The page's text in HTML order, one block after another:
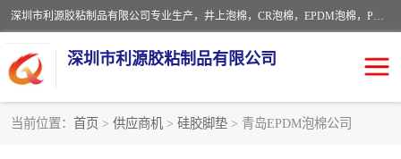
深圳市利源胶粘制品有限公司专业生产，井上泡棉，CR泡棉，EPDM泡棉，PORON泡棉厚度剖切，公差正负0.1mm，硅胶条，脚垫，异形一次成型，雕刻EVA海绵；包装材料:精密仪器、医疗器具、运输时缓冲、防震材料。建筑:住房装潢材料、房屋门窗密封；轻便、强韧性：轻便并且具有较强的韧性，良好的耐油性与耐溶剂性。隔热性：导热性低具有优越的保温性，具有的回弹性。
深圳市利源胶粘制品有限公司
当前位置： 首页 > 供应商机 > 硅胶脚垫 > 青岛EPDM泡棉公司